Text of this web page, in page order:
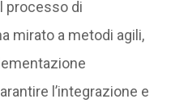
processo di
mirato a metodi agili,
l’integrazione e